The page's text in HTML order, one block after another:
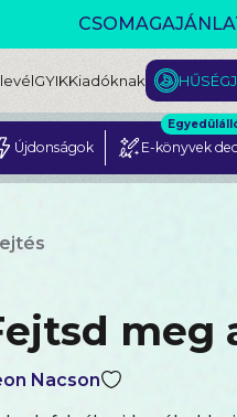
GYIKKiadóknak
Újdonságok E-könyvek
meg
Nacson